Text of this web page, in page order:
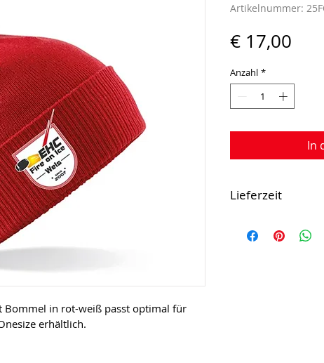
Bommel in rot-weiß passt optimal für
erhältlich.
Artikelnummer:
€ 17,00
Anzahl *
In
Lieferzeit
5 Werktage.